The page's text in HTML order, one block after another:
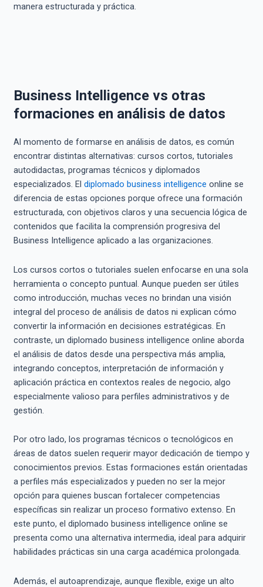
manera estructurada y práctica.
Business Intelligence vs otras
formaciones en análisis de datos
Al momento de formarse en análisis de datos, es común
encontrar distintas alternativas: cursos cortos, tutoriales
autodidactas, programas técnicos y diplomados
especializados. El diplomado business intelligence online se
diferencia de estas opciones porque ofrece una formación
estructurada, con objetivos claros y una secuencia lógica de
contenidos que facilita la comprensión progresiva del
Business Intelligence aplicado a las organizaciones.
Los cursos cortos o tutoriales suelen enfocarse en una sola
herramienta o concepto puntual. Aunque pueden ser útiles
como introducción, muchas veces no brindan una visión
integral del proceso de análisis de datos ni explican cómo
convertir la información en decisiones estratégicas. En
contraste, un diplomado business intelligence online aborda
el análisis de datos desde una perspectiva más amplia,
integrando conceptos, interpretación de información y
aplicación práctica en contextos reales de negocio, algo
especialmente valioso para perfiles administrativos y de
gestión.
Por otro lado, los programas técnicos o tecnológicos en
áreas de datos suelen requerir mayor dedicación de tiempo y
conocimientos previos. Estas formaciones están orientadas
a perfiles más especializados y pueden no ser la mejor
opción para quienes buscan fortalecer competencias
específicas sin realizar un proceso formativo extenso. En
este punto, el diplomado business intelligence online se
presenta como una alternativa intermedia, ideal para adquirir
habilidades prácticas sin una carga académica prolongada.
Además, el autoaprendizaje, aunque flexible, exige un alto